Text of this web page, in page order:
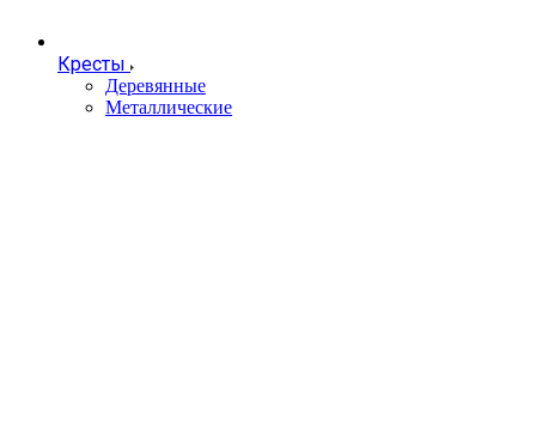
Кресты
Деревянные
Металлические